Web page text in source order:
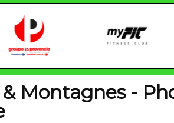
Montagnes -